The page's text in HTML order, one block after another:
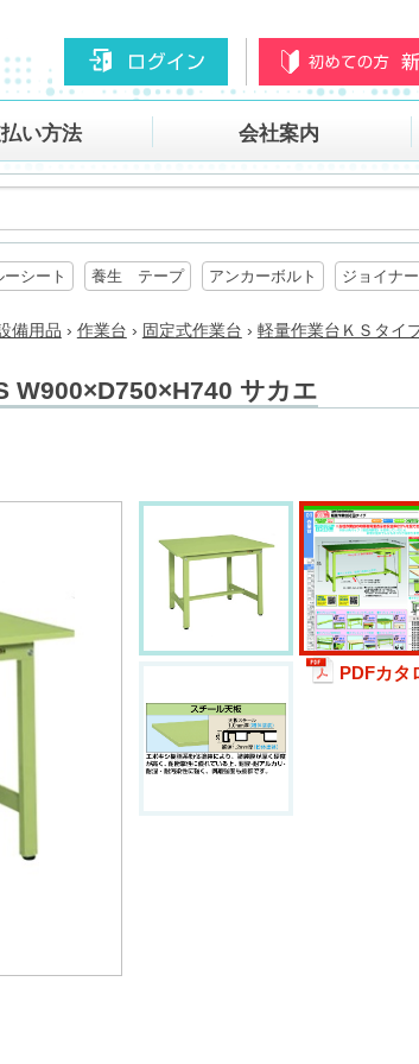
い方法 会社案内
ーシート 養生 テープ アンカーボルト ジョイナー
備用品 › 作業台 › 固定式作業台 › 軽量作業台ＫＳタイ
W900×D750×H740 サカエ
PDFカタ